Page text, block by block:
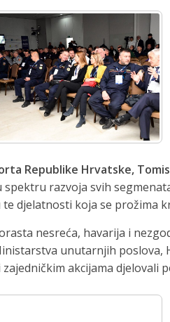
Republike Hrvatske,
razvoja svih
djelatnosti koja se prožima
nesreća, havarija i
unutarnjih
akcijama djelovali